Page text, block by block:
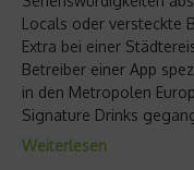
Locals oder versteckte
Extra bei einer
Betreiber einer App
in den Metropolen
Signature Drinks
Weiterlesen